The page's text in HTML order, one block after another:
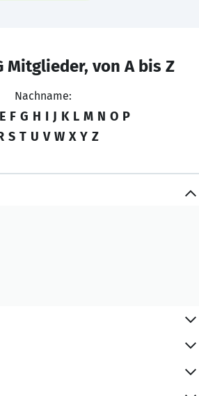
Mitglieder, von A bis Z
Nachname:
E F G H I J K L M N O P
S T U V W X Y Z